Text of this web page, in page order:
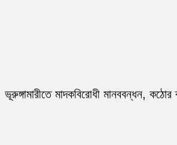
ভূরুঙ্গামারীতে মাদকবিরোধী মানববন্ধন, কঠোর